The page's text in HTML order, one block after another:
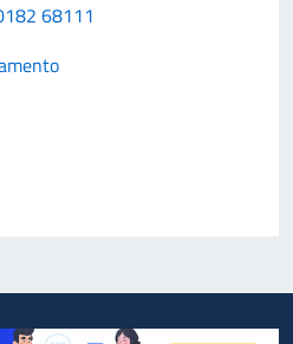
68111